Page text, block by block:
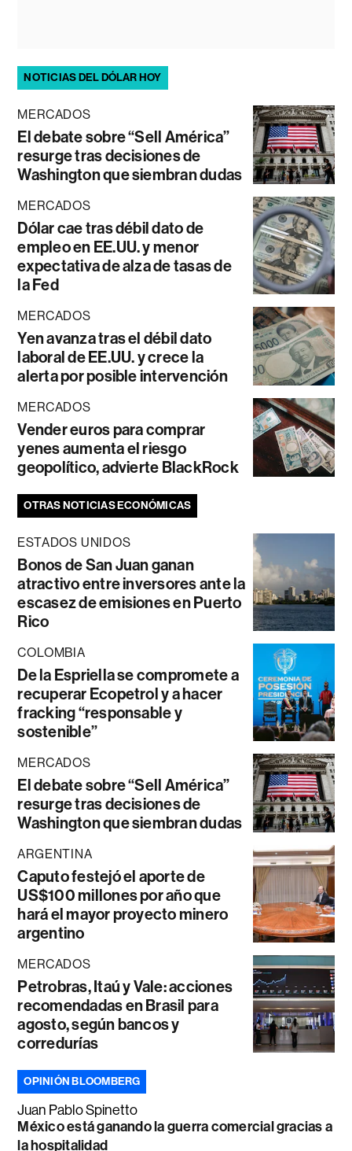
NOTICIAS DEL DÓLAR HOY
MERCADOS
El debate sobre “Sell América”
resurge tras decisiones de
Washington que siembran dudas
MERCADOS
Dólar cae tras débil dato de
empleo en EE.UU. y menor
expectativa de alza de tasas de
la Fed
MERCADOS
Yen avanza tras el débil dato
laboral de EE.UU. y crece la
alerta por posible intervención
MERCADOS
Vender euros para comprar
yenes aumenta el riesgo
geopolítico, advierte BlackRock
OTRAS NOTICIAS ECONÓMICAS
ESTADOS UNIDOS
Bonos de San Juan ganan
atractivo entre inversores ante la
escasez de emisiones en Puerto
Rico
COLOMBIA
De la Espriella se compromete a
recuperar Ecopetrol y a hacer
fracking “responsable y
sostenible”
MERCADOS
El debate sobre “Sell América”
resurge tras decisiones de
Washington que siembran dudas
ARGENTINA
Caputo festejó el aporte de
US$100 millones por año que
hará el mayor proyecto minero
argentino
MERCADOS
Petrobras, Itaú y Vale: acciones
recomendadas en Brasil para
agosto, según bancos y
corredurías
OPINIÓN BLOOMBERG
Juan Pablo Spinetto
México está ganando la guerra comercial gracias a
la hospitalidad